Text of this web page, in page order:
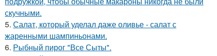
скучными.
5. Салат, который уделал даже оливье - салат с
жаренными шампиньонами.
6. Рыбный пирог "Все Сыты".